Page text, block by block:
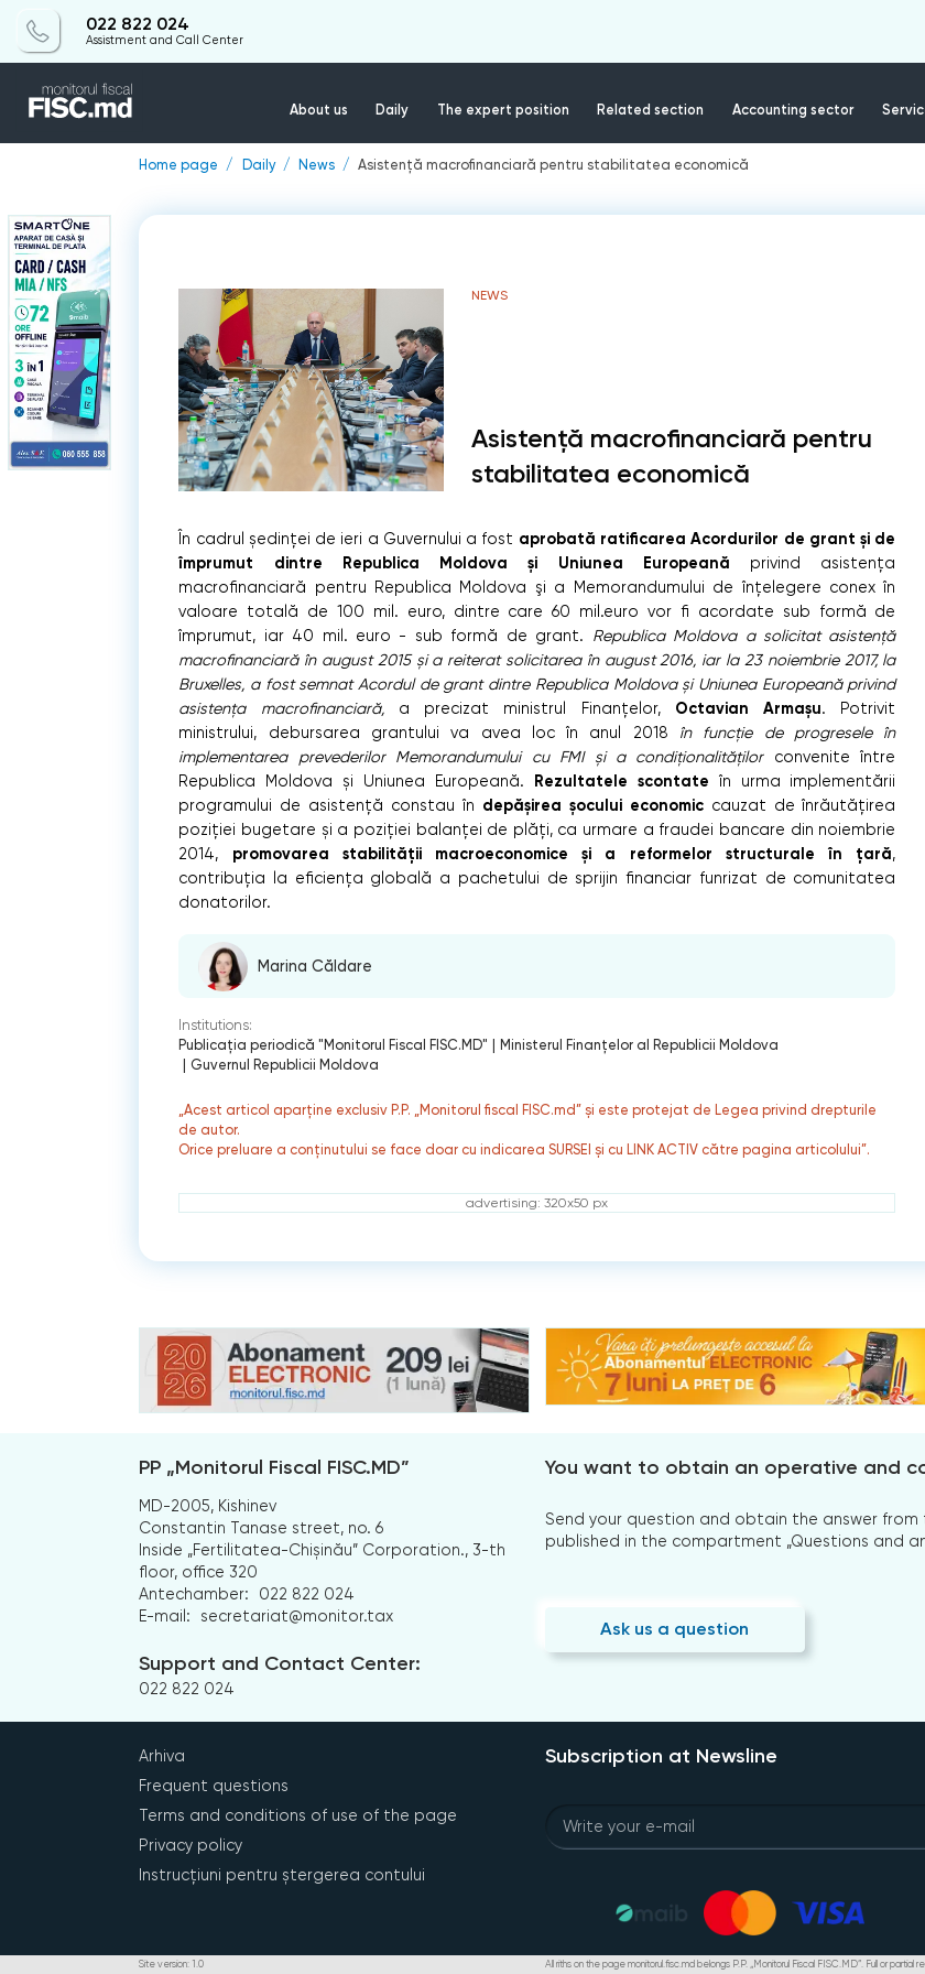
022 822 024
Assistment and Call Center
About us Daily The expert position Related section Accounting sector
Home page Daily News Asistență macrofinanciară pentru stabilitatea economică
NEWS
Asistență macrofinanciară pentru
stabilitatea economică
În cadrul ședinței de ieri a Guvernului a fost aprobată ratificarea Acordurilor de grant și de
împrumut dintre Republica Moldova și Uniunea Europeană privind asistența
macrofinanciară pentru Republica Moldova şi a Memorandumului de înţelegere conex în
valoare totală de 100 mil. euro, dintre care 60 mil.euro vor fi acordate sub formă de
împrumut, iar 40 mil. euro - sub formă de grant.
Republica Moldova a solicitat asistență
macrofinanciară în august 2015 și a reiterat solicitarea în august 2016, iar la 23 noiembrie 2017, la
Bruxelles, a fost semnat Acordul de grant dintre Republica Moldova și Uniunea Europeană privind
asistența macrofinanciară,a precizat ministrul Finanțelor, Octavian Armașu. Potrivit
ministrului, debursarea grantului va avea loc în anul 2018 în funcție de progresele în
implementarea prevederilor Memorandumului cu FMI și a condiționalitățilorconvenite între
Republica Moldova și Uniunea Europeană.
Rezultatele scontate în urma implementării
programului de asistență constau în depășirea șocului economiccauzat de înrăutățirea
poziției bugetare și a poziției balanței de plăți, ca urmare a fraudei bancare din noiembrie
2014, promovarea stabilității macroeconomice și a reformelor structurale în țară,
contribuția la eficiența globală a pachetului de sprijin financiar funrizat de comunitatea
donatorilor.
Marina Căldare
Institutions:
Publicaţia periodică "Monitorul Fiscal FISC.MD"
Ministerul Finanțelor al Republicii Moldova
Guvernul Republicii Moldova
„Acest articol aparține exclusiv P.P. „Monitorul fiscal FISC.md” și este protejat de Legea privind drepturile
de autor.
Orice preluare a conținutului se face doar cu indicarea SURSEI și cu LINK ACTIV către pagina articolului”.
advertising: 320x50 px
PP „Monitorul Fiscal FISC.MD”
MD-2005, Kishinev
Constantin Tanase street, no. 6
Inside „Fertilitatea-Chișinău” Corporation., 3-th
floor, office 320
Antechamber:
022 822 024
E-mail:
secretariat@monitor.tax
Support and Contact Center:
022 822 024
You want to obtain an operative and
Send your question and obtain the answer
published in the compartment „Questions and
Ask us a question
Arhiva
Frequent questions
Terms and conditions of use of the page
Privacy policy
Instrucțiuni pentru ștergerea contului
Subscription at Newsline
Site version: 1.0 All riths on the page monitorul.fisc.md belongs P.P. „Monitorul Fiscal FISC.MD”. Full or